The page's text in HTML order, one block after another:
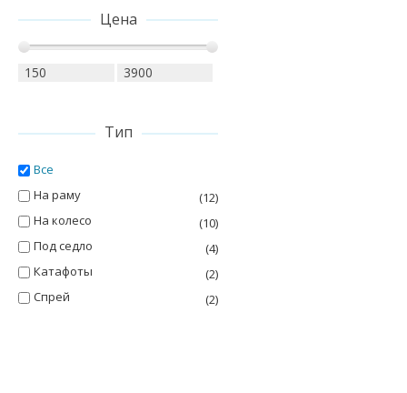
Цена
Тип
Все
На раму
(12)
На колесо
(10)
Под седло
(4)
Катафоты
(2)
Спрей
(2)